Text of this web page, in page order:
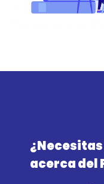
acerca del